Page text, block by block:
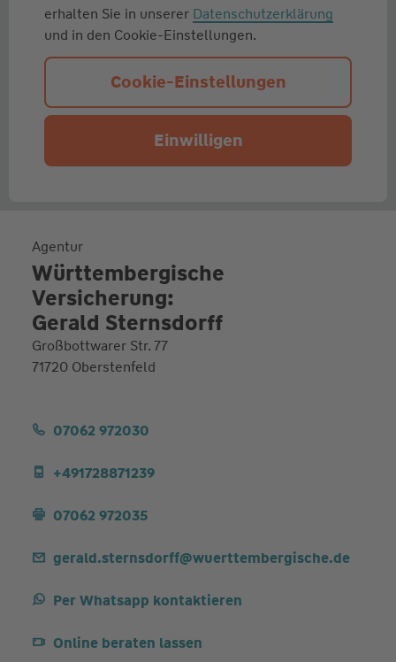
erhalten Sie in unserer Datenschutzerklärung
und in den Cookie-Einstellungen.
Cookie-Einstellungen
Einwilligen
Agentur
Württembergische
Versicherung:
Gerald Sternsdorff
Großbottwarer Str. 77
71720 Oberstenfeld
07062 972030
+491728871239
07062 972035
gerald.sternsdorff@wuerttembergische.de
Per Whatsapp kontaktieren
Online beraten lassen